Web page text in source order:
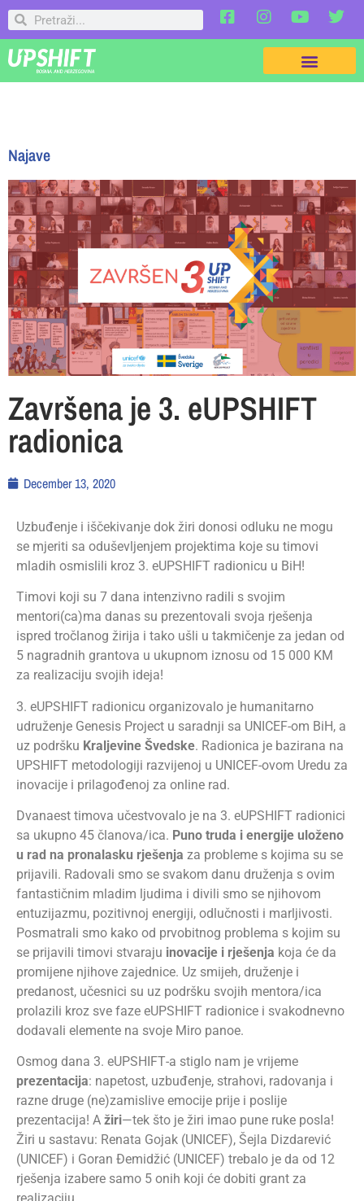
Najave
Završena je 3. eUPSHIFT
radionica
December 13, 2020
Uzbuđenje i iščekivanje dok žiri donosi odluku ne mogu
se mjeriti sa oduševljenjem projektima koje su timovi
mladih osmislili kroz 3. eUPSHIFT radionicu u BiH!
Timovi koji su 7 dana intenzivno radili s svojim
mentori(ca)ma danas su prezentovali svoja rješenja
ispred tročlanog žirija i tako ušli u takmičenje za jedan od
5 nagradnih grantova u ukupnom iznosu od 15 000 KM
za realizaciju svojih ideja!
3. eUPSHIFT radionicu organizovalo je humanitarno
udruženje Genesis Project u saradnji sa UNICEF-om BiH, a
uz podršku Kraljevine Švedske. Radionica je bazirana na
UPSHIFT metodologiji razvijenoj u UNICEF-ovom Uredu za
inovacije i prilagođenoj za online rad.
Dvanaest timova učestvovalo je na 3. eUPSHIFT radionici
sa ukupno 45 članova/ica. Puno truda i energije uloženo
u rad na pronalasku rješenja za probleme s kojima su se
prijavili. Radovali smo se svakom danu druženja s ovim
fantastičnim mladim ljudima i divili smo se njihovom
entuzijazmu, pozitivnoj energiji, odlučnosti i marljivosti.
Posmatrali smo kako od prvobitnog problema s kojim su
se prijavili timovi stvaraju inovacije i rješenja koja će da
promijene njihove zajednice. Uz smijeh, druženje i
predanost, učesnici su uz podršku svojih mentora/ica
prolazili kroz sve faze eUPSHIFT radionice i svakodnevno
dodavali elemente na svoje Miro panoe.
Osmog dana 3. eUPSHIFT-a stiglo nam je vrijeme
prezentacija: napetost, uzbuđenje, strahovi, radovanja i
razne druge (ne)zamislive emocije prije i poslije
prezentacija! A žiri—tek što je žiri imao pune ruke posla!
Žiri u sastavu: Renata Gojak (UNICEF), Šejla Dizdarević
(UNICEF) i Goran Đemidžić (UNICEF) trebalo je da od 12
rješenja izabere samo 5 onih koji će dobiti grant za